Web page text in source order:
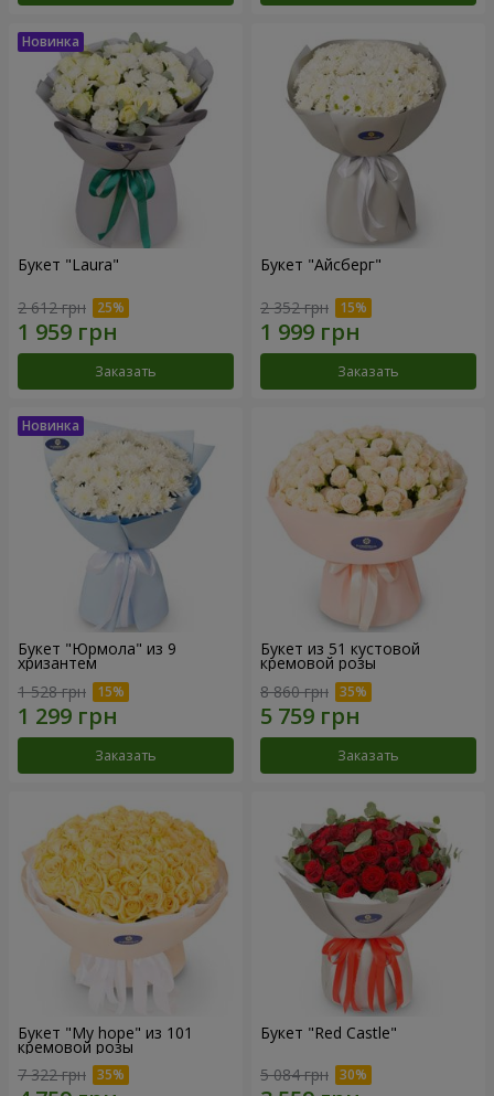
Букет "Laura"
2 612 грн
Заказать
Букет "Айсберг"
2 352 грн
Заказать
Букет "Юрмола" из 9
хризантем
1 528 грн
Заказать
Букет из 51 кустовой
кремовой розы
8 860 грн
Заказать
Букет "My hope" из 101
кремовой розы
7 322 грн
Букет "Red Castle"
5 084 грн